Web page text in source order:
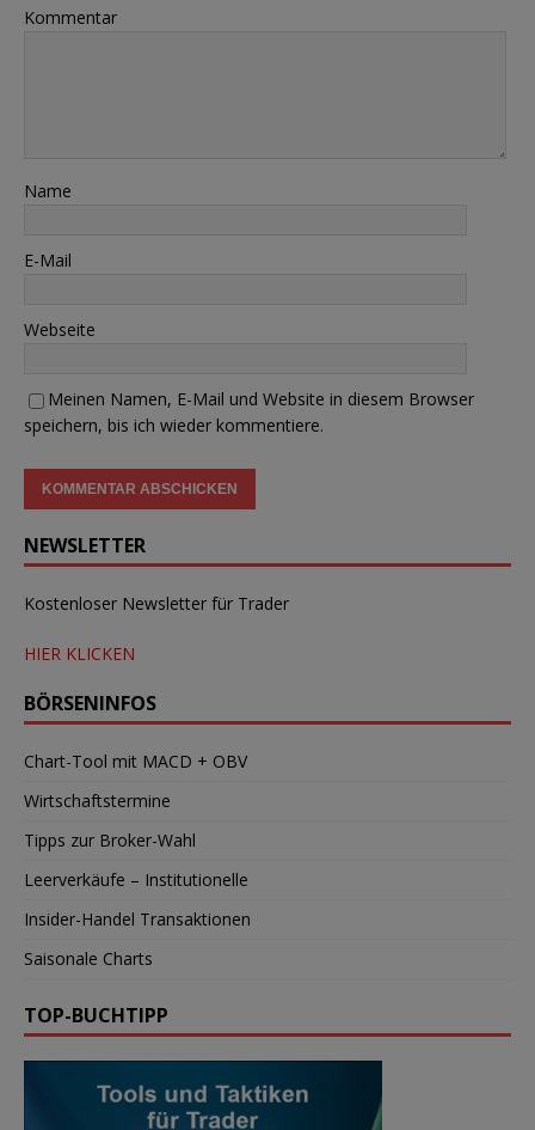
Kommentar
Name
E-Mail
Webseite
Meinen Namen, E-Mail und Website in diesem Browser
speichern, bis ich wieder kommentiere.
NEWSLETTER
Kostenloser Newsletter für Trader
HIER KLICKEN
BÖRSENINFOS
Chart-Tool mit MACD + OBV
Wirtschaftstermine
Tipps zur Broker-Wahl
Leerverkäufe – Institutionelle
Insider-Handel Transaktionen
Saisonale Charts
TOP-BUCHTIPP